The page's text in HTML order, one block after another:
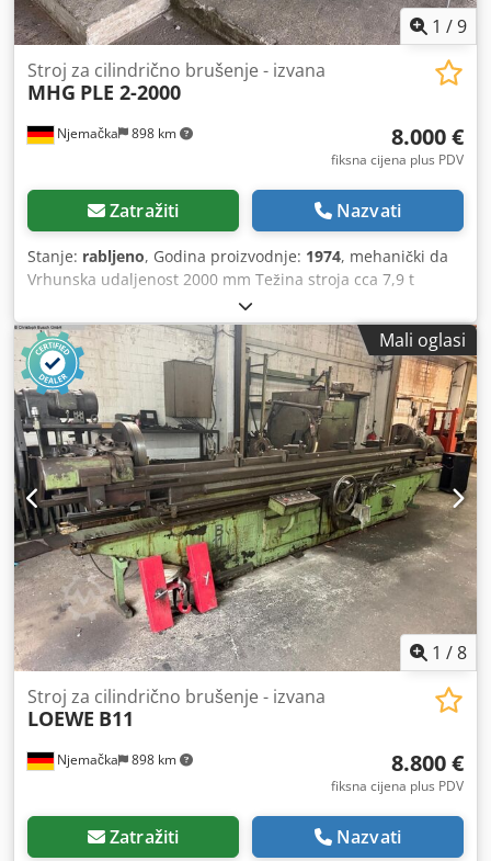
1 /9
Njemačka 898 km
Stroj za cilindrično brušenje - izvana
MHG PLE 2-2000
8.000 €
fiksna cijena plus PDV
Zatražiti Nazvati
Stanje: rabljeno, Godina proizvodnje: 1974, mehanički da
Vrhunska udaljenost 2000 mm Težina stroja cca 7,9 t
dodatni brusni kotači Dwsdpfxey Ty Rie Af Sea
Mali oglasi
1 /8
Njemačka 898 km
Stroj za cilindrično brušenje - izvana
LOEWE B11
8.800 €
fiksna cijena plus PDV
Zatražiti Nazvati